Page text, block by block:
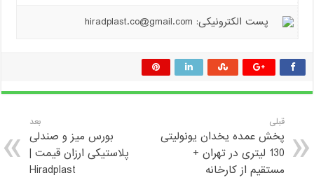
پست الکترونیکی: hiradplast.co@gmail.com
قبلی
پخش عمده یخدان یونولیتی
130 لیتری در تهران +
مستقیم از کارخانه
بعد
بورس میز و صندلی
پلاستیکی ارزان قیمت |
Hiradplast